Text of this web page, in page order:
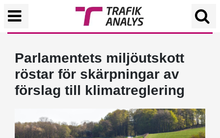
Parlamentets miljöutskott
röstar för skärpningar av
förslag till klimatreglering